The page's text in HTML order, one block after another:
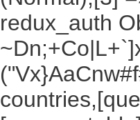
redux_auth